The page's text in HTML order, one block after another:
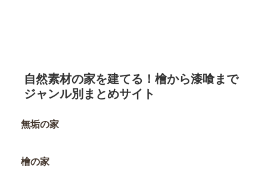
自然素材の家を建てる！檜から漆喰まで
ジャンル別まとめサイト
無垢の家
檜の家